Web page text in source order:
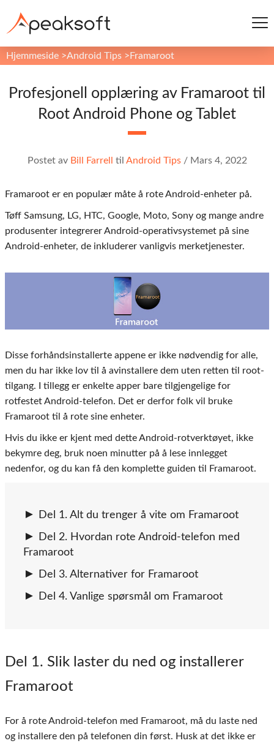
Hjemmeside >Android Tips > Framaroot
Profesjonell opplæring av Framaroot til
Root Android Phone og Tablet
Postet av Bill Farrell til Android Tips/ Mars 4, 2022
Framaroot er en populær måte å rote Android-enheter på.
Tøff Samsung, LG, HTC, Google, Moto, Sony og mange andre
produsenter integrerer Android-operativsystemet på sine
Android-enheter, de inkluderer vanligvis merketjenester.
Disse forhåndsinstallerte appene er ikke nødvendig for alle,
men du har ikke lov til å avinstallere dem uten retten til root-
tilgang. I tillegg er enkelte apper bare tilgjengelige for
rotfestet Android-telefon. Det er derfor folk vil bruke
Framaroot til å rote sine enheter.
Hvis du ikke er kjent med dette Android-rotverktøyet, ikke
bekymre deg, bruk noen minutter på å lese innlegget
nedenfor, og du kan få den komplette guiden til Framaroot.
Del 1. Alt du trenger å vite om Framaroot
Del 2. Hvordan rote Android-telefon med
Framaroot
Del 3. Alternativer for Framaroot
Del 4. Vanlige spørsmål om Framaroot
Del 1. Slik laster du ned og installerer
Framaroot
For å rote Android-telefon med Framaroot, må du laste ned
og installere den på telefonen din først. Husk at det ikke er